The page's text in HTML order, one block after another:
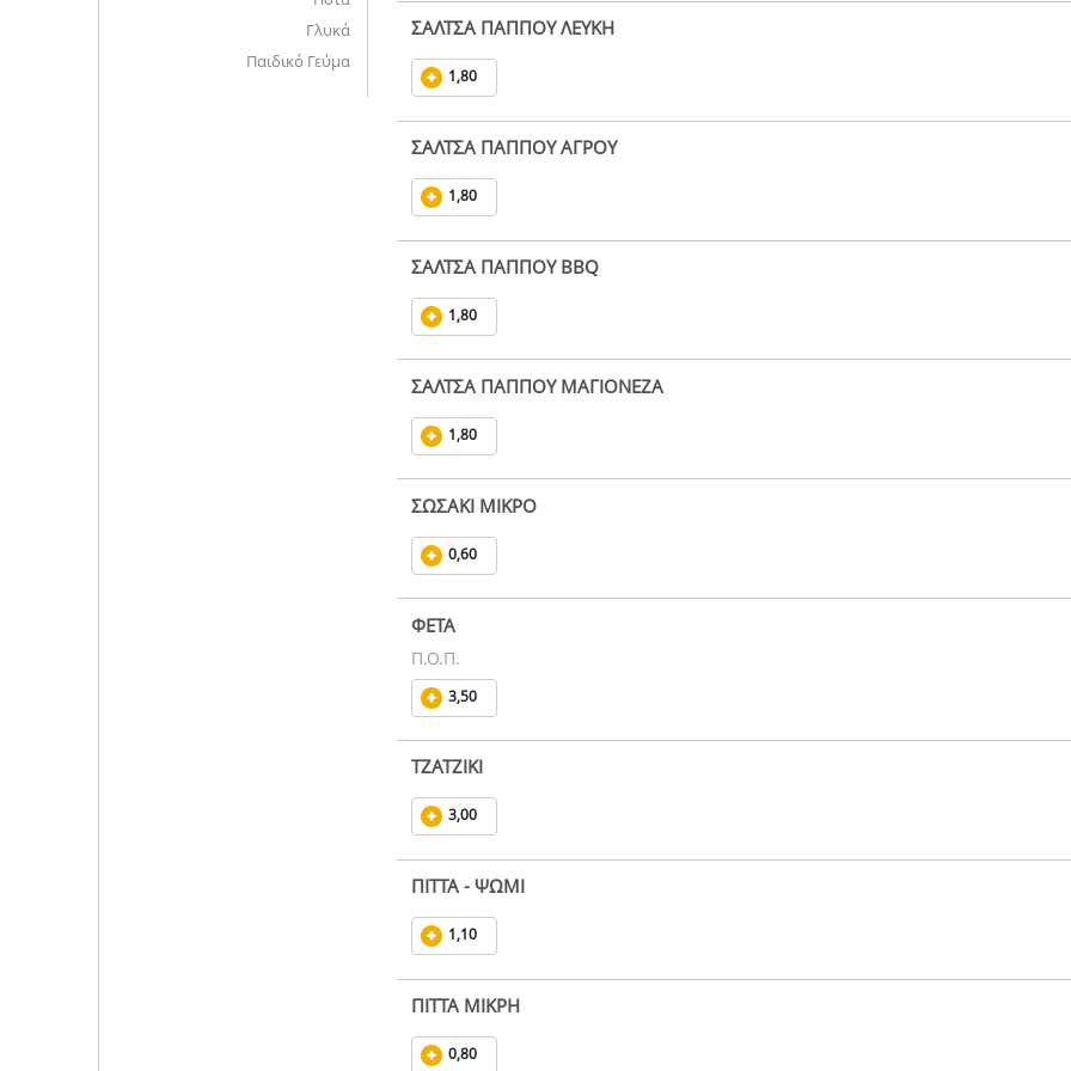
Γλυκά
Παιδικό Γεύμα
ΣΑΛΤΣΑ ΠΑΠΠΟΥ ΛΕΥΚΗ
1,80
ΣΑΛΤΣΑ ΠΑΠΠΟΥ ΑΓΡΟΥ
1,80
ΣΑΛΤΣΑ ΠΑΠΠΟΥ BBQ
1,80
ΣΑΛΤΣΑ ΠΑΠΠΟΥ ΜΑΓΙΟΝΕΖΑ
1,80
ΣΩΣΑΚΙ ΜΙΚΡΟ
0,60
ΦΕΤΑ
Π.Ο.Π.
3,50
ΤΖΑΤΖΙΚΙ
3,00
ΠΙΤΤΑ - ΨΩΜΙ
1,10
ΠΙΤΤΑ ΜΙΚΡΗ
0,80